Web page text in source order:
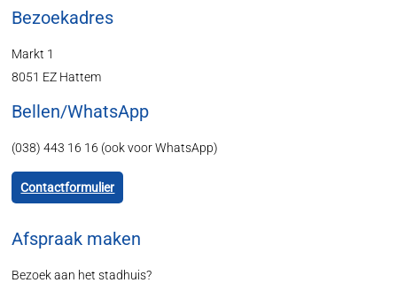
Bezoekadres
Markt 1
8051 EZ Hattem
Bellen/WhatsApp
(038) 443 16 16 (ook voor WhatsApp)
Contactformulier
Afspraak maken
Bezoek aan het stadhuis?